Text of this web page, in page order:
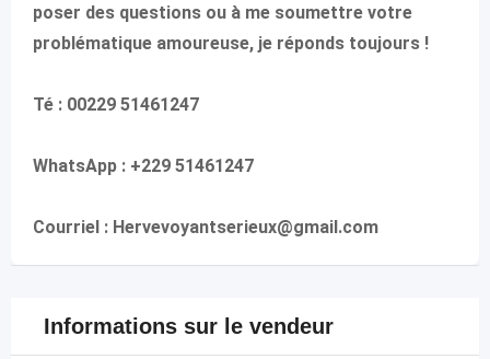
poser des questions ou à me soumettre votre
problématique amoureuse, je réponds toujours !
Té : 00229 51461247
WhatsApp : +229 51461247
Courriel : Hervevoyantserieux@gmail.com
Informations sur le vendeur